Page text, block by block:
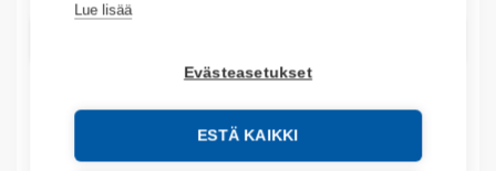
Lue lisää
Evästeasetukset
ESTÄ KAIKKI